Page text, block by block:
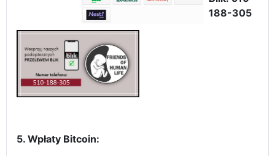
188-305
5. Wpłaty Bitcoin: